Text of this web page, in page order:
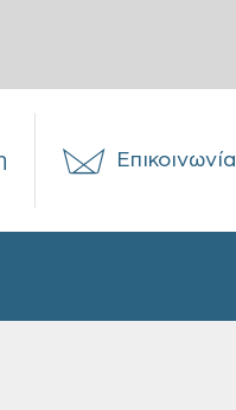
Επικοινωνία